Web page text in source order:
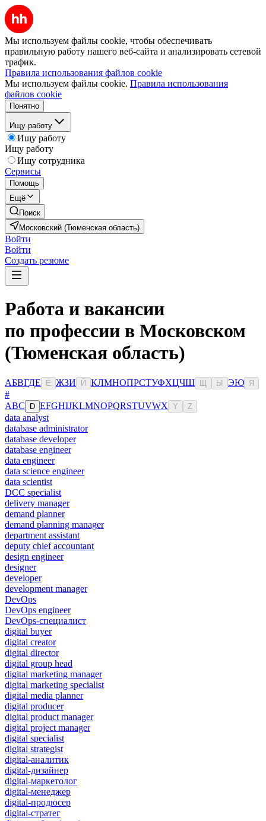
Мы используем файлы cookie, чтобы обеспечивать
правильную работу нашего веб-сайта и анализировать сетевой
трафик.
Правила использования файлов cookie
Мы используем файлы cookie. Правила использования
файлов cookie
Понятно
Ищу работу
Ищу работу
Ищу работу
Ищу сотрудника
Сервисы
Помощь
Ещё
Поиск
Московский (Тюменская область)
Войти
Войти
Создать резюме
Работа и вакансии
по профессии в Московском
(Тюменская область)
АБВГДЕ Ё ЖЗИ Й КЛМНОПРСТУФХЦЧШ Ы ЭЮ Я
#
ABC D EFGHIJKLMNOPQRSTUVWX Y Z
data analyst
database administrator
database developer
database engineer
data engineer
data science engineer
data scientist
DCC specialist
delivery manager
demand planner
demand planning manager
department assistant
deputy chief accountant
design engineer
designer
developer
development manager
DevOps
DevOps engineer
DevOps-специалист
digital buyer
digital creator
digital director
digital group head
digital marketing manager
digital marketing specialist
digital media planner
digital producer
digital product manager
digital project manager
digital specialist
digital strategist
digital-аналитик
digital-дизайнер
digital-маркетолог
digital-менеджер
digital-продюсер
digital-стратег